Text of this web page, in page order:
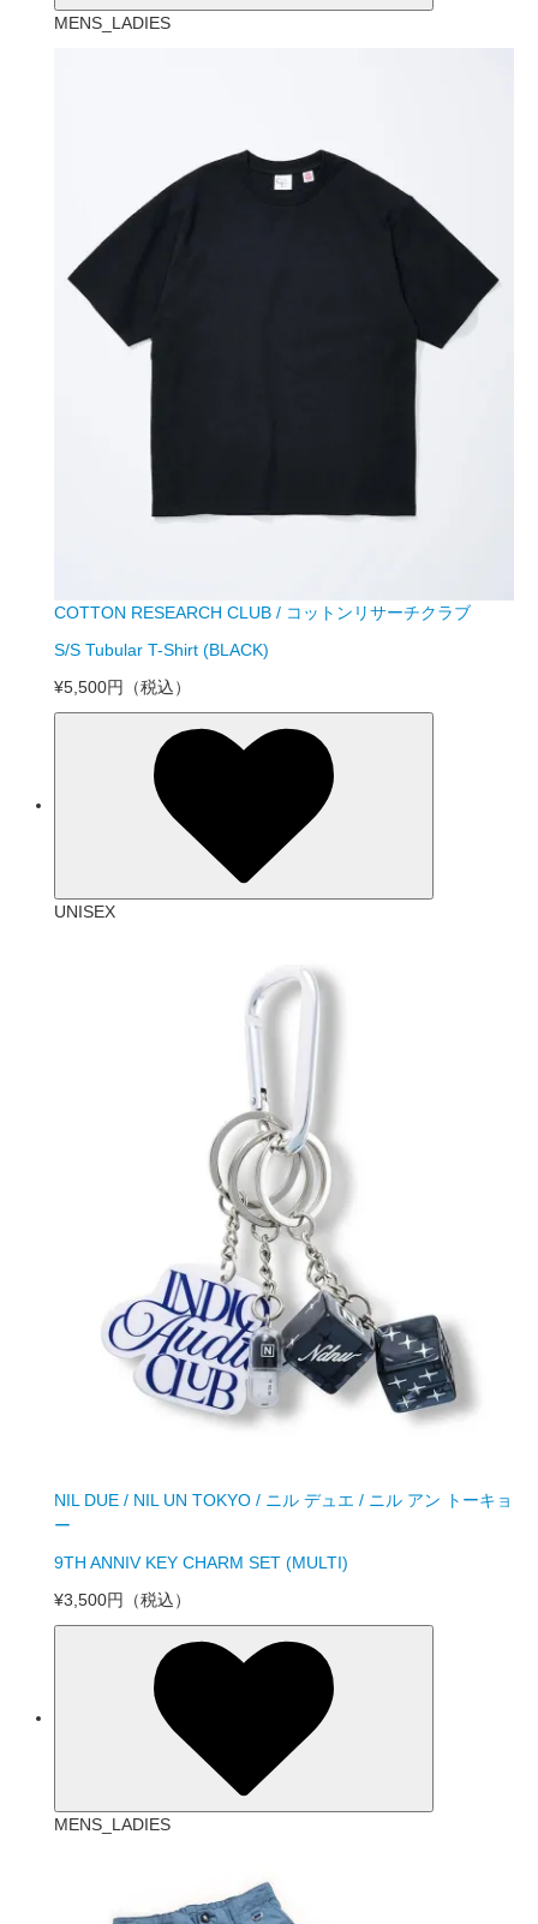
MENS_LADIES
COTTON RESEARCH CLUB / コットンリサーチクラブ
S/S Tubular T-Shirt (BLACK)
¥5,500円
（税込）
UNISEX
NIL DUE / NIL UN TOKYO / ニル デュエ / ニル アン トーキョ
ー
9TH ANNIV KEY CHARM SET (MULTI)
¥3,500円
（税込）
MENS_LADIES